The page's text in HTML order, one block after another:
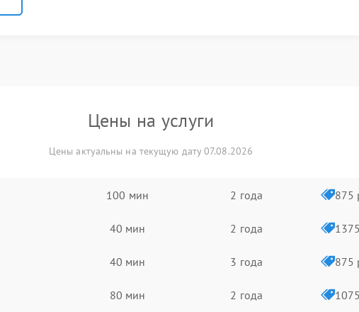
Цены на услуги
Цены актуальны на текущую дату 07.08.2026
100 мин 2 года 875
40 мин 2 года
40 мин 3 года 875
80 мин 2 года